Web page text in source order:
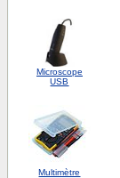
Microscope
USB
Multimètre